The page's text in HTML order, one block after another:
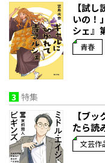
【試
いの！
シェ』
青春
3 特集
【ブ
たら読
文芸作